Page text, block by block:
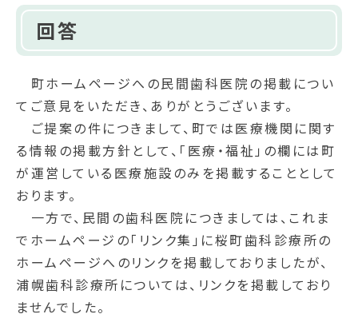
回答
町ホームページへの民間歯科医院の掲載につい
てご意見をいただき、ありがとうございます。
ご提案の件につきまして、町では医療機関に関す
る情報の掲載方針として、「医療・福祉」の欄には町
が運営している医療施設のみを掲載することとして
おります。
一方で、民間の歯科医院につきましては、これま
でホームページの「リンク集」に桜町歯科診療所の
ホームページへのリンクを掲載しておりましたが、
浦幌歯科診療所については、リンクを掲載しており
ませんでした。